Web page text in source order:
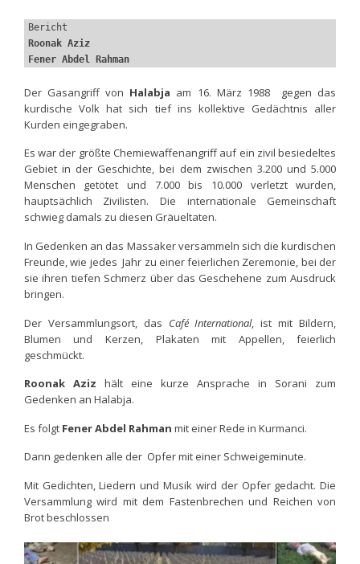
Bericht
Roonak Aziz
Fener Abdel Rahman
Der Gasangriff von Halabja am 16. März 1988 gegen das
kurdische Volk hat sich tief ins kollektive Gedächtnis aller
Kurden eingegraben.
Es war der größte Chemiewaffenangriff auf ein zivil besiedeltes
Gebiet in der Geschichte, bei dem zwischen 3.200 und 5.000
Menschen getötet und 7.000 bis 10.000 verletzt wurden,
hauptsächlich Zivilisten. Die internationale Gemeinschaft
schwieg damals zu diesen Gräueltaten.
In Gedenken an das Massaker versammeln sich die kurdischen
Freunde, wie jedes Jahr zu einer feierlichen Zeremonie, bei der
sie ihren tiefen Schmerz über das Geschehene zum Ausdruck
bringen.
Der Versammlungsort, das Café International, ist mit Bildern,
Blumen und Kerzen, Plakaten mit Appellen, feierlich
geschmückt.
Roonak Aziz hält eine kurze Ansprache in Sorani zum
Gedenken an Halabja.
Es folgt Fener Abdel Rahman mit einer Rede in Kurmanci.
Dann gedenken alle der Opfer mit einer Schweigeminute.
Mit Gedichten, Liedern und Musik wird der Opfer gedacht. Die
Versammlung wird mit dem Fastenbrechen und Reichen von
Brot beschlossen